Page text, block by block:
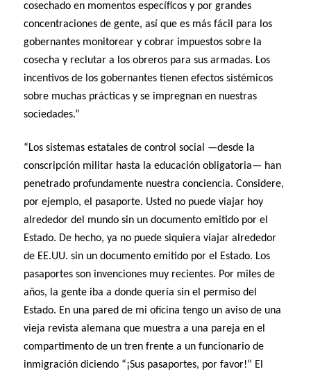
cosechado en momentos específicos y por grandes
concentraciones de gente, así que es más fácil para los
gobernantes monitorear y cobrar impuestos sobre la
cosecha y reclutar a los obreros para sus armadas. Los
incentivos de los gobernantes tienen efectos sistémicos
sobre muchas prácticas y se impregnan en nuestras
sociedades.”
“Los sistemas estatales de control social —desde la
conscripción militar hasta la educación obligatoria— han
penetrado profundamente nuestra conciencia. Considere,
por ejemplo, el pasaporte. Usted no puede viajar hoy
alrededor del mundo sin un documento emitido por el
Estado. De hecho, ya no puede siquiera viajar alrededor
de EE.UU. sin un documento emitido por el Estado. Los
pasaportes son invenciones muy recientes. Por miles de
años, la gente iba a donde quería sin el permiso del
Estado. En una pared de mi oficina tengo un aviso de una
vieja revista alemana que muestra a una pareja en el
compartimento de un tren frente a un funcionario de
inmigración diciendo “¡Sus pasaportes, por favor!” El